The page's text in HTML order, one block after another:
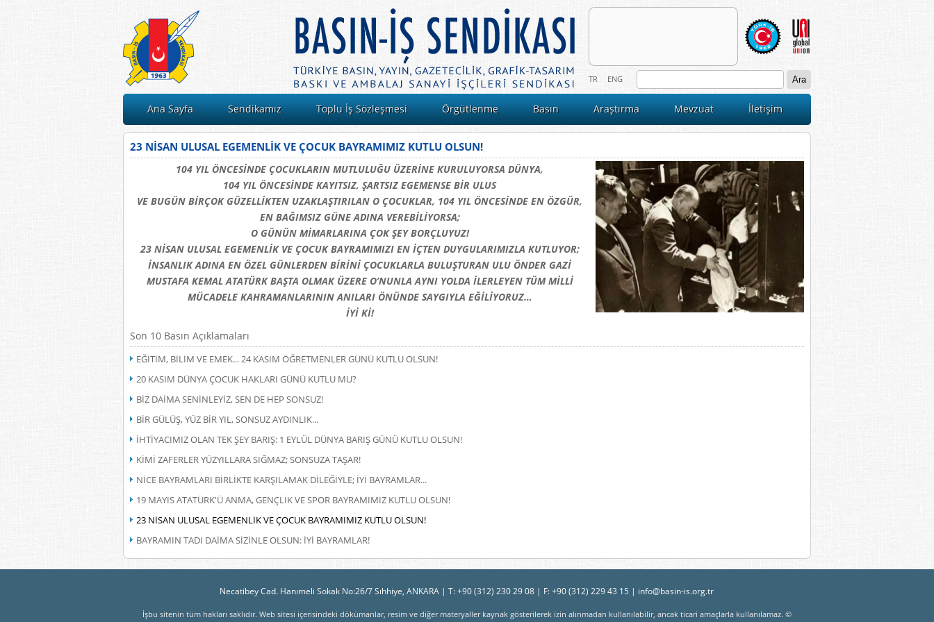
TR ENG
Ana Sayfa Sendikamız Toplu İş Sözleşmesi Örgütlenme Basın Araştırma Mevzuat İletişim
23 NİSAN ULUSAL EGEMENLİK VE ÇOCUK BAYRAMIMIZ KUTLU OLSUN!
104 YIL ÖNCESİNDE ÇOCUKLARIN MUTLULUĞU ÜZERİNE KURULUYORSA DÜNYA,
104 YIL ÖNCESİNDE KAYITSIZ, ŞARTSIZ EGEMENSE BİR ULUS
VE BUGÜN BİRÇOK GÜZELLİKTEN UZAKLAŞTIRILAN O ÇOCUKLAR, 104 YIL ÖNCESİNDE EN ÖZGÜR,
EN BAĞIMSIZ GÜNE ADINA VEREBİLİYORSA;
O GÜNÜN MİMARLARINA ÇOK ŞEY BORÇLUYUZ!
23 NİSAN ULUSAL EGEMENLİK VE ÇOCUK BAYRAMIMIZI EN İÇTEN DUYGULARIMIZLA KUTLUYOR;
İNSANLIK ADINA EN ÖZEL GÜNLERDEN BİRİNİ ÇOCUKLARLA BULUŞTURAN ULU ÖNDER GAZİ
MUSTAFA KEMAL ATATÜRK BAŞTA OLMAK ÜZERE O’NUNLA AYNI YOLDA İLERLEYEN TÜM MİLLİ
MÜCADELE KAHRAMANLARININ ANILARI ÖNÜNDE SAYGIYLA EĞİLİYORUZ…
İYİ Kİ!
Son 10 Basın Açıklamaları
EĞİTİM, BİLİM VE EMEK... 24 KASIM ÖĞRETMENLER GÜNÜ KUTLU OLSUN!
20 KASIM DÜNYA ÇOCUK HAKLARI GÜNÜ KUTLU MU?
BİZ DAİMA SENİNLEYİZ, SEN DE HEP SONSUZ!
BİR GÜLÜŞ, YÜZ BİR YIL, SONSUZ AYDINLIK...
İHTİYACIMIZ OLAN TEK ŞEY BARIŞ: 1 EYLÜL DÜNYA BARIŞ GÜNÜ KUTLU OLSUN!
KİMİ ZAFERLER YÜZYILLARA SIĞMAZ; SONSUZA TAŞAR!
NİCE BAYRAMLARI BİRLİKTE KARŞILAMAK DİLEĞİYLE; İYİ BAYRAMLAR...
19 MAYIS ATATÜRK'Ü ANMA, GENÇLİK VE SPOR BAYRAMIMIZ KUTLU OLSUN!
23 NİSAN ULUSAL EGEMENLİK VE ÇOCUK BAYRAMIMIZ KUTLU OLSUN!
BAYRAMIN TADI DAİMA SİZİNLE OLSUN: İYİ BAYRAMLAR!
Necatibey Cad. Hanımeli Sokak No:26/7 Sıhhiye, ANKARA | T: +90 (312) 230 29 08 | F: +90 (312) 229 43 15 | info@basin-is.org.tr
İşbu sitenin tüm hakları saklıdır. Web sitesi içerisindeki dökümanlar, resim ve diğer materyaller kaynak gösterilerek izin alınmadan kullanılabilir, ancak ticari amaçlarla kullanılamaz. ©